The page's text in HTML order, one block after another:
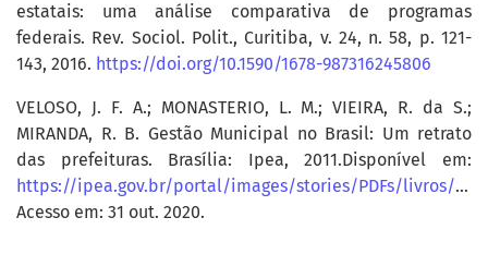
estatais: uma análise comparativa de programas
federais. Rev. Sociol. Polit., Curitiba, v. 24, n. 58, p. 121-
143, 2016. https://doi.org/10.1590/1678-987316245806
VELOSO, J. F. A.; MONASTERIO, L. M.; VIEIRA, R. da S.;
MIRANDA, R. B. Gestão Municipal no Brasil: Um retrato
das prefeituras. Brasília: Ipea, 2011.Disponível em:
https://ipea.gov.br/portal/images/stories/PDFs/livros/livros/livro_gestaomunicipal.pdf
Acesso em: 31 out. 2020.